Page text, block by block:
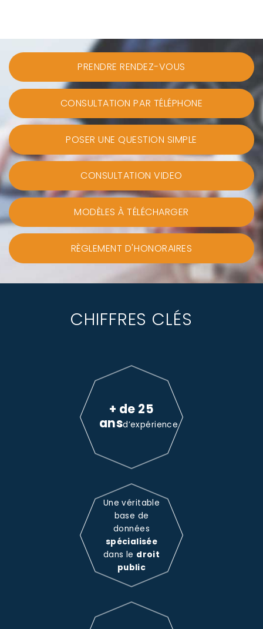
PRENDRE RENDEZ-VOUS
CONSULTATION PAR TÉLÉPHONE
POSER UNE QUESTION SIMPLE
CONSULTATION VIDEO
MODÈLES À TÉLÉCHARGER
RÈGLEMENT D'HONORAIRES
CHIFFRES CLÉS
+ de 25
ansd’expérience
Une véritable
base de
données
spécialisée
dans le droit
public